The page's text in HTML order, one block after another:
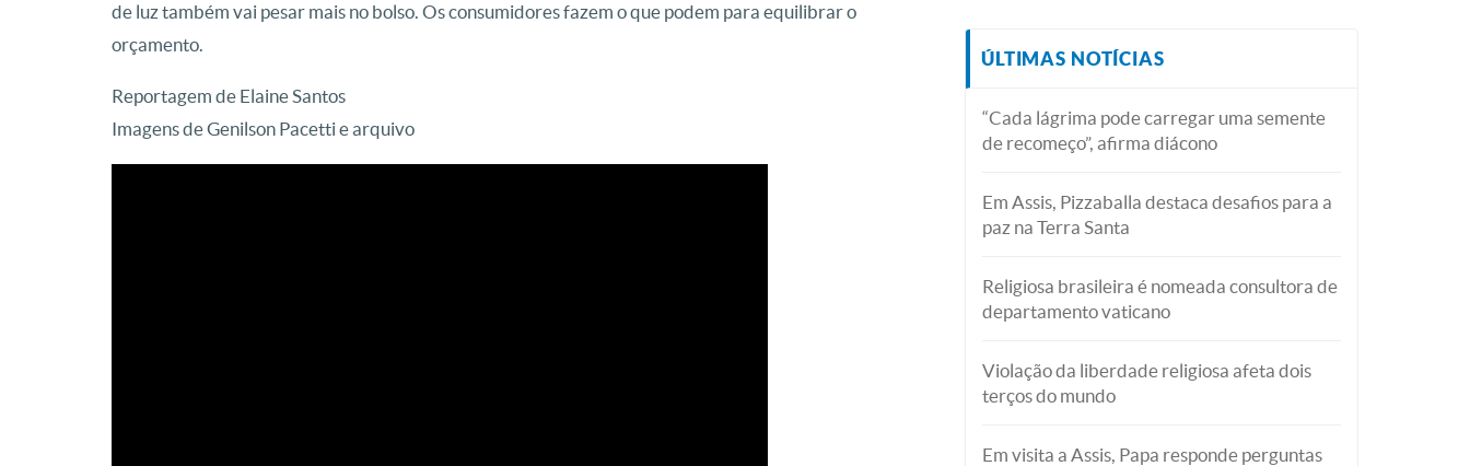
de luz também vai pesar mais no bolso. Os consumidores fazem o que podem para equilibrar o
orçamento.
Reportagem de Elaine Santos
Imagens de Genilson Pacetti e arquivo
ÚLTIMAS NOTÍCIAS
“Cada lágrima pode carregar uma semente
de recomeço”, afirma diácono
Em Assis, Pizzaballa destaca desafios para a
paz na Terra Santa
Religiosa brasileira é nomeada consultora de
departamento vaticano
Violação da liberdade religiosa afeta dois
terços do mundo
Em visita a Assis, Papa responde perguntas